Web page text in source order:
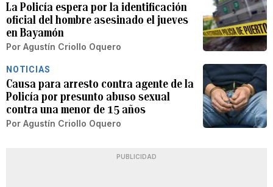
La Policía espera por la identificación
oficial del hombre asesinado el jueves
en Bayamón
Por Agustín Criollo Oquero
NOTICIAS
Causa para arresto contra agente de la
Policía por presunto abuso sexual
contra una menor de 15 años
Por Agustín Criollo Oquero
PUBLICIDAD